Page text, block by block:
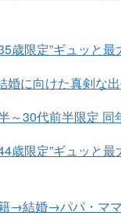
歳限定”ギュッと最
婚に向けた真剣な
～30代前半限定 同
歳限定”ギュッと最
→結婚→パパ・マ